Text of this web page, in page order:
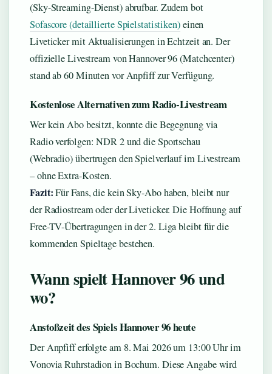
(Sky-Streaming-Dienst) abrufbar. Zudem bot
Sofascore (detaillierte Spielstatistiken)einen
Liveticker mit Aktualisierungen in Echtzeit an. Der
offizielle Livestream von Hannover 96 (Matchcenter)
stand ab 60 Minuten vor Anpfiff zur Verfügung.
Kostenlose Alternativen zum Radio-Livestream
Wer kein Abo besitzt, konnte die Begegnung via
Radio verfolgen: NDR 2 und die Sportschau
(Webradio) übertrugen den Spielverlauf im Livestream
– ohne Extra-Kosten.
Fazit:Für Fans, die kein Sky-Abo haben, bleibt nur
der Radiostream oder der Liveticker. Die Hoffnung auf
Free-TV-Übertragungen in der 2. Liga bleibt für die
kommenden Spieltage bestehen.
Wann spielt Hannover 96 und
wo?
Anstoßzeit des Spiels Hannover 96 heute
Der Anpfiff erfolgte am 8. Mai 2026 um 13:00 Uhr im
Vonovia Ruhrstadion in Bochum. Diese Angabe wird